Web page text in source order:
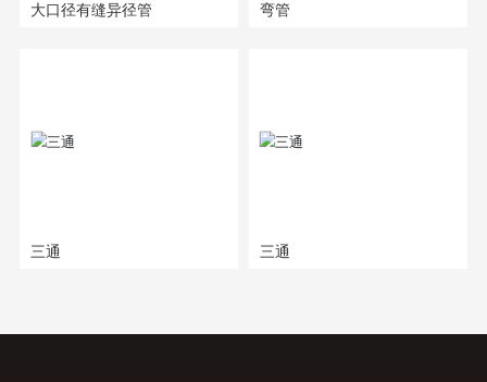
大口径有缝异径管 弯管
三通 三通